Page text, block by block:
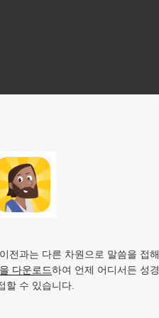
전과는 다른 차원으로 말씀을 접해
다운로드하여 언제 어디서든 성경
할 수 있습니다.